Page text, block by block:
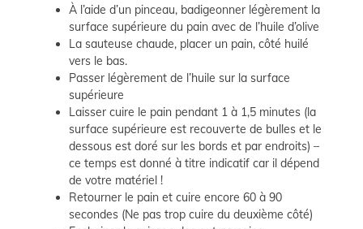
À l’aide d’un pinceau, badigeonner légèrement la
surface supérieure du pain avec de l’huile d’olive
La sauteuse chaude, placer un pain, côté huilé
vers le bas.
Passer légèrement de l’huile sur la surface
supérieure
Laisser cuire le pain pendant 1 à 1,5 minutes (la
surface supérieure est recouverte de bulles et le
dessous est doré sur les bords et par endroits) –
ce temps est donné à titre indicatif car il dépend
de votre matériel !
Retourner le pain et cuire encore 60 à 90
secondes (Ne pas trop cuire du deuxième côté)